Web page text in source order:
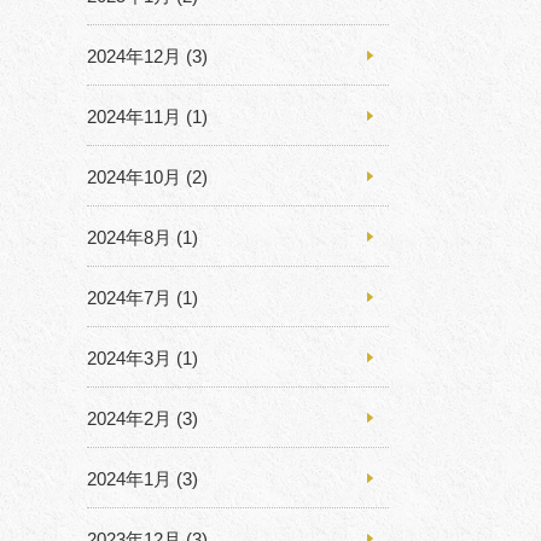
2024年12月 (3)
2024年11月 (1)
2024年10月 (2)
2024年8月 (1)
2024年7月 (1)
2024年3月 (1)
2024年2月 (3)
2024年1月 (3)